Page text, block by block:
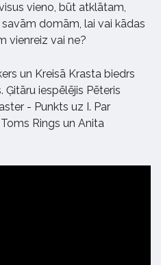
vieno, būt atklātam,
domām, lai vai kādas
vienreiz vai ne?
un Kreisā Krasta biedrs
Ģitāru iespēlējis Pēteris
- Punkts uz I. Par
Rings un Anita